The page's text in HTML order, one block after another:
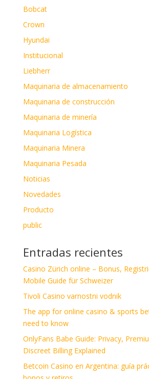
Bobcat
Crown
Hyundai
Institucional
Liebherr
Maquinaria de almacenamiento
Maquinaria de construcción
Maquinaria de minería
Maquinaria Logística
Maquinaria Minera
Maquinaria Pesada
Noticias
Novedades
Producto
public
Entradas recientes
Casino Zürich online – Bonus,
Mobile Guide für Schweizer
Tivoli Casino varnostni vodnik
The app for online casino & sports
need to know
OnlyFans Babe Guide: Privacy,
Discreet Billing Explained
Betcoin Casino en Argentina: guía